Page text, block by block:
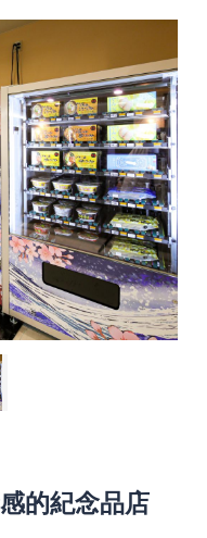
的紀念品店